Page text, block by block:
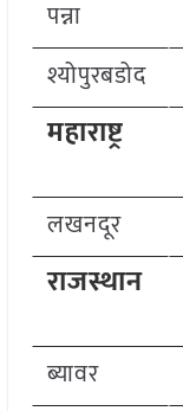
पन्ना
श्योपुरबडोद
महाराष्ट्र
लखनदूर
राजस्थान
ब्यावर